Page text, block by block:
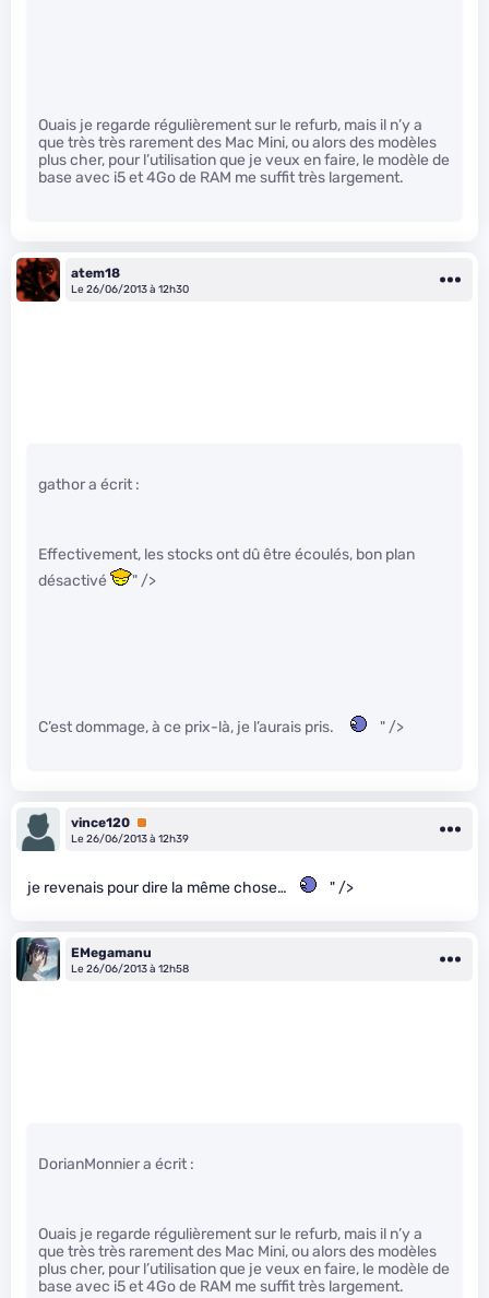
Ouais je regarde régulièrement sur le refurb, mais il n’y a
que très très rarement des Mac Mini, ou alors des modèles
plus cher, pour l’utilisation que je veux en faire, le modèle de
base avec i5 et 4Go de RAM me suffit très largement.
atem18
Le 26/06/2013 à 12h30
gathor a écrit :
Effectivement, les stocks ont dû être écoulés, bon plan
désactivé
" />
C’est dommage, à ce prix-là, je l’aurais pris. " />
vince120 Premium
Le 26/06/2013 à 12h39
je revenais pour dire la même chose… " />
EMegamanu
Le 26/06/2013 à 12h58
DorianMonnier a écrit :
Ouais je regarde régulièrement sur le refurb, mais il n’y a
que très très rarement des Mac Mini, ou alors des modèles
plus cher, pour l’utilisation que je veux en faire, le modèle de
base avec i5 et 4Go de RAM me suffit très largement.